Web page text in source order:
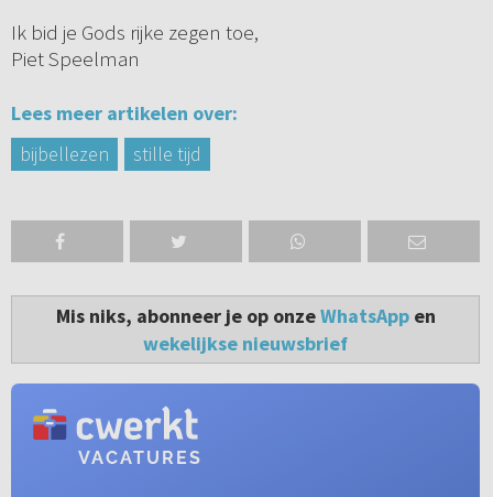
Ik bid je Gods rijke zegen toe,
Piet Speelman
Lees meer artikelen over:
bijbellezen
stille tijd
Mis niks, abonneer je op onzeWhatsAppen
wekelijkse nieuwsbrief